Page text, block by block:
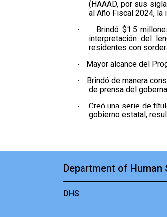
(HAAAD, por sus
al Año Fiscal 2024, la
·
Brindó $1.5
interpretación del
residentes con
· Mayor alcance del
·
Brindó de manera
de prensa del
·
Creó una serie de
gobierno estatal,
Department of Human
DHS